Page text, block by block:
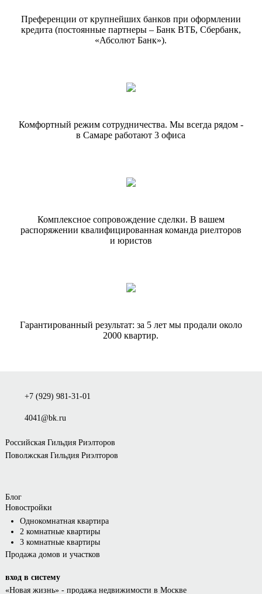
Преференции от крупнейших банков при оформлении
кредита (постоянные партнеры – Банк ВТБ, Сбербанк,
«Абсолют Банк»).
Комфортный режим сотрудничества. Мы всегда рядом -
в Самаре работают 3 офиса
Комплексное сопровождение сделки. В вашем
распоряжении квалифицированная команда риелторов
и юристов
Гарантированный результат: за 5 лет мы продали около
2000 квартир.
+7 (929) 981-31-01
4041@bk.ru
Российская Гильдия Риэлторов
Поволжская Гильдия Риэлторов
Блог
Новостройки
Однокомнатная квартира
2 комнатные квартиры
3 комнатные квартиры
Продажа домов и участков
вход в систему
«Новая жизнь»- продажа недвижимости в Москве